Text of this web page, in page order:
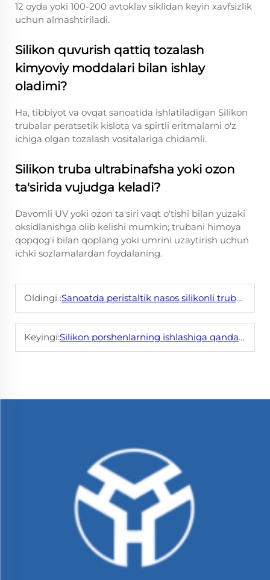
12 oyda yoki 100-200 avtoklav siklidan keyin xavfsizlik
uchun almashtiriladi.
Silikon quvurish qattiq tozalash
kimyoviy moddalari bilan ishlay
oladimi?
Ha, tibbiyot va ovqat sanoatida ishlatiladigan Silikon
trubalar peratsetik kislota va spirtli eritmalarni o'z
ichiga olgan tozalash vositalariga chidamli.
Silikon truba ultrabinafsha yoki ozon
ta'sirida vujudga keladi?
Davomli UV yoki ozon ta'siri vaqt o'tishi bilan yuzaki
oksidlanishga olib kelishi mumkin; trubani himoya
qopqog'i bilan qoplang yoki umrini uzaytirish uchun
ichki sozlamalardan foydalaning.
Oldingi :Sanoatda peristaltik nasos silikonli trubkalarining eng yaxshi qo'llanilishi
Keyingi:Silikon porshenlarning ishlashiga qanday omillar ta'sir qiladi?